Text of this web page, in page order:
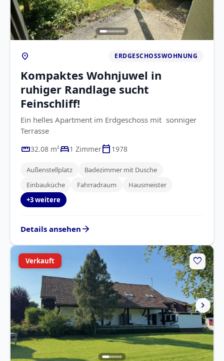
location_on ERDGESCHOSSWOHNUNG
Kompaktes Wohnjuwel in
ruhiger Randlage sucht
Feinschliff!
Ein helles Apartment im Erdgeschoss mit sonniger
Terrasse
straighten32.08 m²bed1 Zimmercalendar_today 1978
Außenstellplatz
Badezimmer mit Dusche
Einbauküche
Fahrradraum
Hausmeister
+3 weitere
Details ansehen arrow_forward
chevron_right
Verkauft favorite